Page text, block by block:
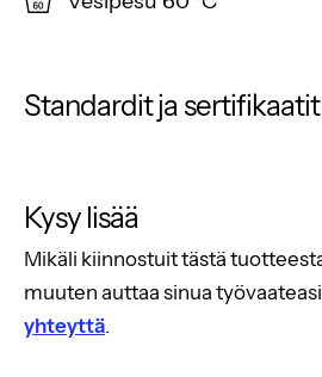
Standardit ja sertifikaatit
Kysy lisää
Mikäli kiinnostuit tästä
muuten auttaa sinua
yhteyttä.